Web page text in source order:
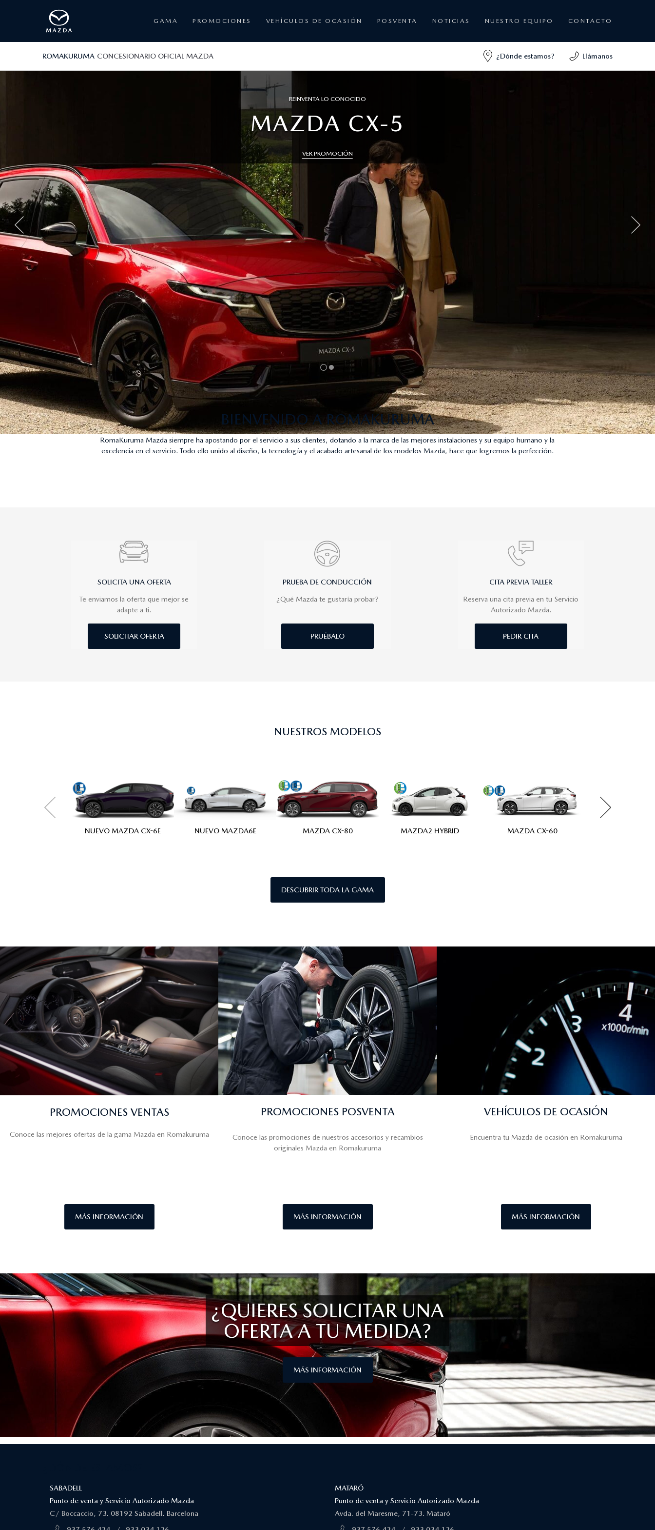
GAMA PROMOCIONES VEHÍCULOS DE OCASIÓN POSVENTA NOTICIAS NUESTRO EQUIPO CONTACTO
ROMAKURUMA CONCESIONARIO OFICIAL MAZDA ¿Dónde estamos? Llámanos
CONDUCCIÓN ELÉCTRICA, ARTE EN MOVIMIENTO
NUEVO MAZDA CX-6E
VER PROMOCIÓN
BIENVENIDO A ROMAKURUMA
RomaKuruma Mazda siempre ha apostando por el servicio a sus clientes, dotando a la marca de las mejores instalaciones y su equipo humano y la
excelencia en el servicio. Todo ello unido al diseño, la tecnología y el acabado artesanal de los modelos Mazda, hace que logremos la perfección.
SOLICITA UNA OFERTA
Te enviamos la oferta que mejor se
adapte a ti.
SOLICITAR OFERTA
PRUEBA DE CONDUCCIÓN
¿Qué Mazda te gustaría probar?
PRUÉBALO
CITA PREVIA TALLER
Reserva una cita previa en tu Servicio
Autorizado Mazda.
PEDIR CITA
NUESTROS MODELOS
NUEVO MAZDA CX-6E NUEVO MAZDA6E MAZDA CX-80 MAZDA2 HYBRID MAZDA CX-60
DESCUBRIR TODA LA GAMA
PROMOCIONES VENTAS
Conoce las mejores ofertas de la gama Mazda en Romakuruma
MÁS INFORMACIÓN
PROMOCIONES POSVENTA
Conoce las promociones de nuestros accesorios y recambios
originales Mazda en Romakuruma
MÁS INFORMACIÓN
VEHÍCULOS DE OCASIÓN
Encuentra tu Mazda de ocasión en Romakuruma
MÁS INFORMACIÓN
¿QUIERES SOLICITAR UNA
OFERTA A TU MEDIDA?
MÁS INFORMACIÓN
SABADELL
Punto de venta y Servicio Autorizado Mazda
C/ Boccaccio, 73. 08192 Sabadell. Barcelona
MATARÓ
Punto de venta y Servicio Autorizado Mazda
Avda. del Maresme, 71-73. Mataró